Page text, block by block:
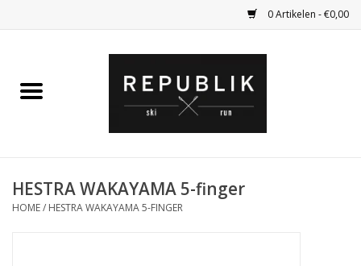
0 Artikelen - €0,00
Bagage
HESTRA WAKAYAMA 5-finger
HOME/ HESTRA WAKAYAMA 5-FINGER